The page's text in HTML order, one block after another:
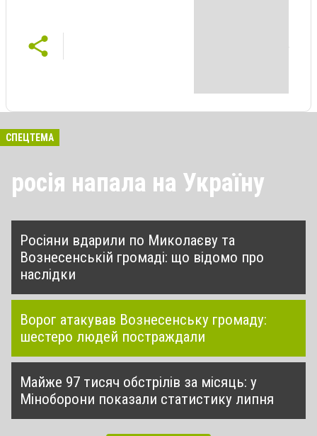
СПЕЦТЕМА
росія напала на Україну
Росіяни вдарили по Миколаєву та
Вознесенській громаді: що відомо про
наслідки
Ворог атакував Вознесенську громаду:
шестеро людей постраждали
Майже 97 тисяч обстрілів за місяць: у
Міноборони показали статистику липня